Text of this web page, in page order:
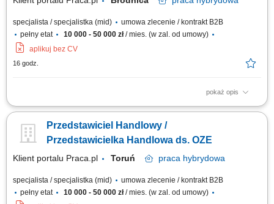
specjalista / specjalistka (mid)
umowa zlecenie / kontrakt B2B
pełny etat
10 000 - 50 000 zł/ mies. (w zal. od umowy)
aplikuj bez CV
16 godz.
pokaż opis
Doradzanie klientom w zakresie nowoczesnych rozwiązań z obszaru
prowadzenie spotkań handlowych. Przygotowywanie ofert i finalizowanie
sprzedaży. Budowanie długofalowych relacji z klientami. Raportowanie
Przedstawiciel Handlowy /
Przedstawicielka Handlowa ds. OZE
Klient portalu Praca.pl Toruń praca hybrydowa
specjalista / specjalistka (mid)
umowa zlecenie / kontrakt B2B
pełny etat
10 000 - 50 000 zł/ mies. (w zal. od umowy)